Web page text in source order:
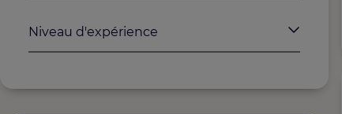
Niveau d'expérience